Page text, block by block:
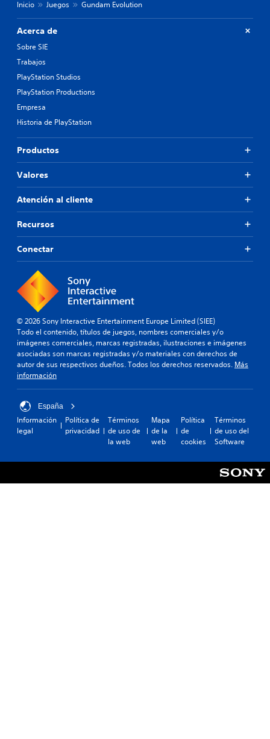
Inicio Juegos Gundam Evolution
Acerca de
Sobre SIE
Trabajos
PlayStation Studios
PlayStation Productions
Empresa
Historia de PlayStation
Productos
Valores
Atención al cliente
Recursos
Conectar
© 2026 Sony Interactive Entertainment Europe Limited (SIEE)
Todo el contenido, títulos de juegos, nombres comerciales y/o
imágenes comerciales, marcas registradas, ilustraciones e imágenes
asociadas son marcas registradas y/o materiales con derechos de
autor de sus respectivos dueños. Todos los derechos reservados. Más
información
España
Información
legal
Política de
privacidad
Términos
de uso de
la web
Mapa
de la
web
Política
de
cookies
Términos
de uso del
Software